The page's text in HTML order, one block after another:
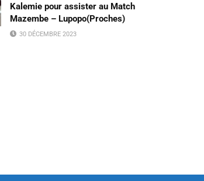
Kalemie pour assister au Match
Mazembe – Lupopo(Proches)
30 DÉCEMBRE 2023